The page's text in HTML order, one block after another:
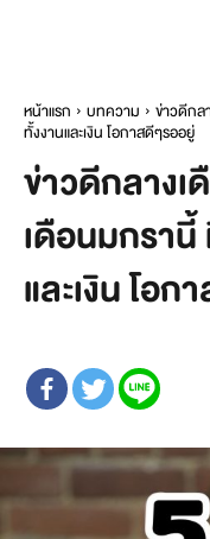
หน้าแรก บทความ
ข่าวดีกล
ทั้งงานและเงิน โอกาสดีๆรออยู่
ข่าวดีกลางเ
เดือนมกรา
และเงิน โอ